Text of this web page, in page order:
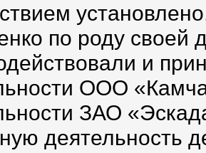
по роду своей
и
ООО
ЗАО
деятельность